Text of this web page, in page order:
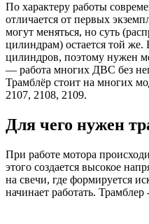
По характеру работы
отличается от первых
могут меняться, но суть
цилиндрам) остается той же.
цилиндров, поэтому нужен
— работа многих ДВС без
Трамблёр стоит на многих
2107, 2108, 2109.
Для чего нужен
При работе мотора
этого создается высокое
на свечи, где формируется
начинает работать.